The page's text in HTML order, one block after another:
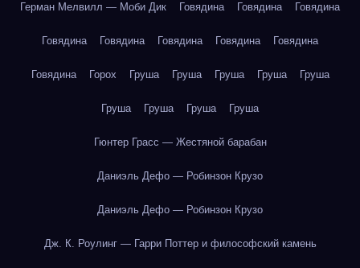
Герман Мелвилл — Моби Дик Говядина Говядина Говядина
Говядина Говядина Говядина Говядина Говядина
Говядина Горох Груша Груша Груша Груша Груша
Груша Груша Груша Груша
Гюнтер Грасс — Жестяной барабан
Даниэль Дефо — Робинзон Крузо
Даниэль Дефо — Робинзон Крузо
Дж. К. Роулинг — Гарри Поттер и философский камень